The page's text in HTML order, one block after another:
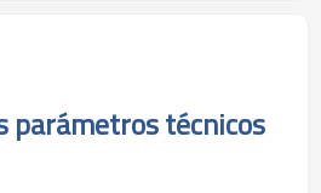
parámetros técnicos